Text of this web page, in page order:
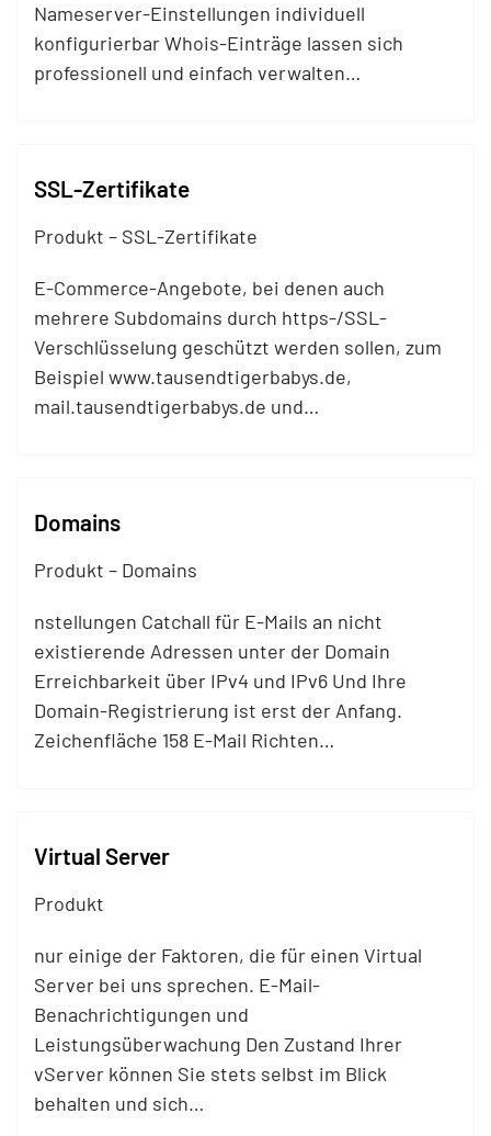
Nameserver-Einstellungen individuell
konfigurierbar Whois-Einträge lassen sich
professionell und einfach verwalten…
SSL-Zertifikate
Produkt – SSL-Zertifikate
E-Commerce-Angebote, bei denen auch
mehrere Subdomains durch https-/SSL-
Verschlüsselung geschützt werden sollen, zum
Beispiel www.tausendtigerbabys.de,
mail.tausendtigerbabys.de und…
Domains
Produkt – Domains
nstellungen Catchall für E-Mails an nicht
existierende Adressen unter der Domain
Erreichbarkeit über IPv4 und IPv6 Und Ihre
Domain-Registrierung ist erst der Anfang.
Zeichenfläche 158 E-Mail Richten…
Virtual Server
Produkt
nur einige der Faktoren, die für einen Virtual
Server bei uns sprechen. E-Mail-
Benachrichtigungen und
Leistungsüberwachung Den Zustand Ihrer
vServer können Sie stets selbst im Blick
behalten und sich…